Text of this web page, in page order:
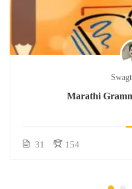
Marathi
31 154